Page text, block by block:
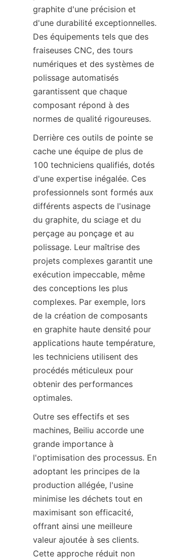
graphite d'une précision et
d'une durabilité exceptionnelles.
Des équipements tels que des
fraiseuses CNC, des tours
numériques et des systèmes de
polissage automatisés
garantissent que chaque
composant répond à des
normes de qualité rigoureuses.
Derrière ces outils de pointe se
cache une équipe de plus de
100 techniciens qualifiés, dotés
d'une expertise inégalée. Ces
professionnels sont formés aux
différents aspects de l'usinage
du graphite, du sciage et du
perçage au ponçage et au
polissage. Leur maîtrise des
projets complexes garantit une
exécution impeccable, même
des conceptions les plus
complexes. Par exemple, lors
de la création de composants
en graphite haute densité pour
applications haute température,
les techniciens utilisent des
procédés méticuleux pour
obtenir des performances
optimales.
Outre ses effectifs et ses
machines, Beiliu accorde une
grande importance à
l'optimisation des processus. En
adoptant les principes de la
production allégée, l'usine
minimise les déchets tout en
maximisant son efficacité,
offrant ainsi une meilleure
valeur ajoutée à ses clients.
Cette approche réduit non